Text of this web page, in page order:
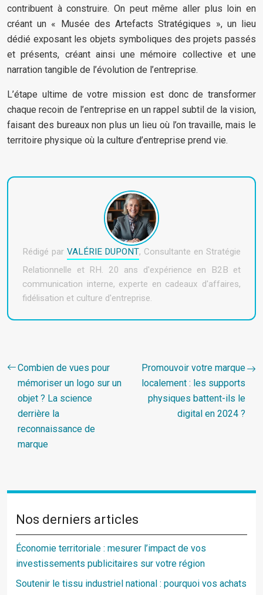
contribuent à construire. On peut même aller plus loin en
créant un « Musée des Artefacts Stratégiques », un lieu
dédié exposant les objets symboliques des projets passés
et présents, créant ainsi une mémoire collective et une
narration tangible de l’évolution de l’entreprise.
L’étape ultime de votre mission est donc de transformer
chaque recoin de l’entreprise en un rappel subtil de la vision,
faisant des bureaux non plus un lieu où l’on travaille, mais le
territoire physique où la culture d’entreprise prend vie.
Rédigé par VALÉRIE DUPONT, Consultante en Stratégie
Relationnelle et RH. 20 ans d'expérience en B2B et
communication interne, experte en cadeaux d'affaires,
fidélisation et culture d'entreprise.
Combien de vues pour
mémoriser un logo sur un
objet ? La science
derrière la
reconnaissance de
marque
Promouvoir votre marque
localement : les supports
physiques battent-ils le
digital en 2024 ?
Nos derniers articles
Économie territoriale : mesurer l’impact de vos
investissements publicitaires sur votre région
Soutenir le tissu industriel national : pourquoi vos achats